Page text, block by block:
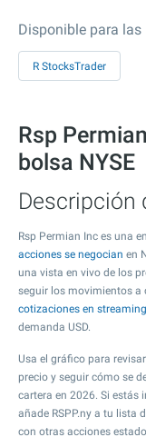
Disponible para
R StocksTrader
Rsp
bolsa NYSE
Descripción
Rsp Permian Inc es una
acciones se negocian en
una vista en vivo de los
seguir los movimientos
cotizaciones en streaming
demanda USD.
Usa el gráfico para
precio y seguir cómo se
cartera en 2026. Si estás
añade RSPP.ny a tu lista
con otras acciones